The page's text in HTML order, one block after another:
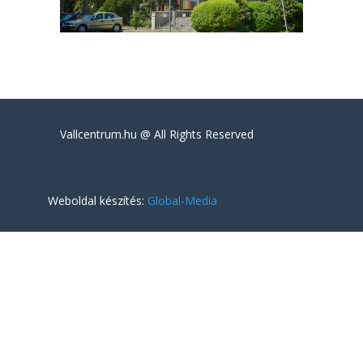
Vallcentrum.hu @ All Rights Reserved
Weboldal készítés: Global-Media